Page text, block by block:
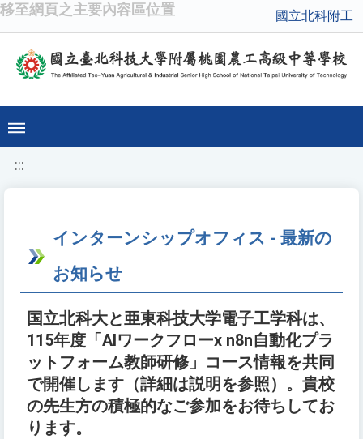
移至網頁之主要內容區位置 國立北科附工
:::
インターンシップオフィス - 最新の
お知らせ
国立北科大と亜東科技大学電子工学科は、
115年度「AIワークフローx n8n自動化プラ
ットフォーム教師研修」コース情報を共同
で開催します（詳細は説明を参照）。貴校
の先生方の積極的なご参加をお待ちしてお
ります。